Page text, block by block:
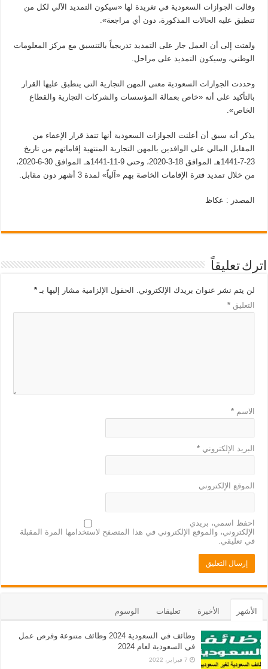
وقالت الجوازات السعودية في تغريدة لها «سيكون التمديد الآلي لكل من
تنطبق عليه الحالات المذكورة، دون أي مراجعة».
ولفتت إلى أن العمل جار على التمديد تدريجياً بالتنسيق مع مركز المعلومات
الوطني، وسيكون التمديد على مراحل.
وحددت الجوازات السعودية معنى المهن التجارية التي ينطبق عليها القرار
بالتأكيد على أنه «خاص بعمالة المؤسسات والشركات التجارية والقطاع
الخاص».
يذكر أنه سبق أن أعلنت الجوازات السعودية أنها تنفذ قرار الإعفاء من
المقابل المالي على الوافدين بالمهن التجارية المنتهية إقاماتهم من تاريخ
23-7-1441هـ الموافق 18-3-2020، وحتى 9-11-1441هـ الموافق 30-6-2020،
من خلال تمديد فترة الإقامات الخاصة بهم «آلياً» لمدة 3 أشهر دون مقابل.
المصدر : عكاظ
اترك تعليقاً
لن يتم نشر عنوان بريدك الإلكتروني. الحقول الإلزامية مشار إليها بـ*
التعليق*
الاسم*
البريد الإلكتروني*
الموقع الإلكتروني
احفظ اسمي، بريدي
الإلكتروني، والموقع الإلكتروني في هذا المتصفح لاستخدامها المرة المقبلة
في تعليقي.
الأشهر الأخيرة تعليقات الوسوم
وظائف في السعودية 2024 وظائف متنوعة وفرص عمل
في السعودية لعام 2024
7 فبراير، 2022